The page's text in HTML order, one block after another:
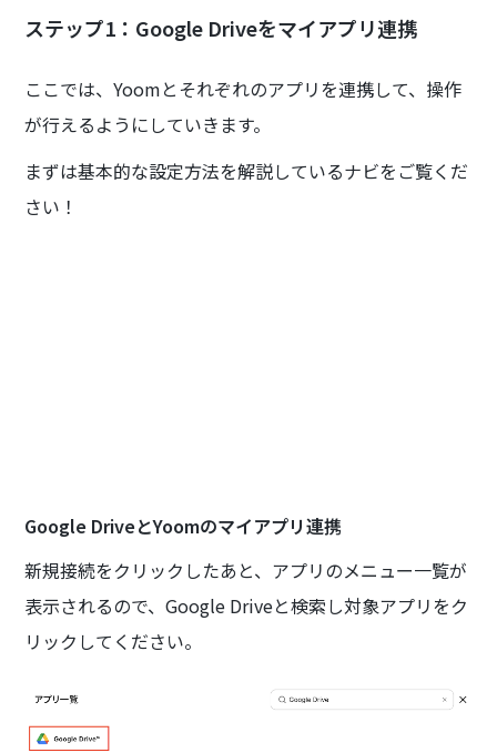
ステップ1：Google Driveをマイアプリ連携
ここでは、Yoomとそれぞれのアプリを連携して、操作
が行えるようにしていきます。
まずは基本的な設定方法を解説しているナビをご覧くだ
さい！
Google DriveとYoomのマイアプリ連携
新規接続をクリックしたあと、アプリのメニュー一覧が
表示されるので、Google Driveと検索し対象アプリをク
リックしてください。